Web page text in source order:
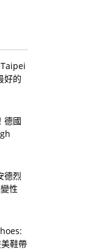
好的
德國
德烈
性
鞋帶